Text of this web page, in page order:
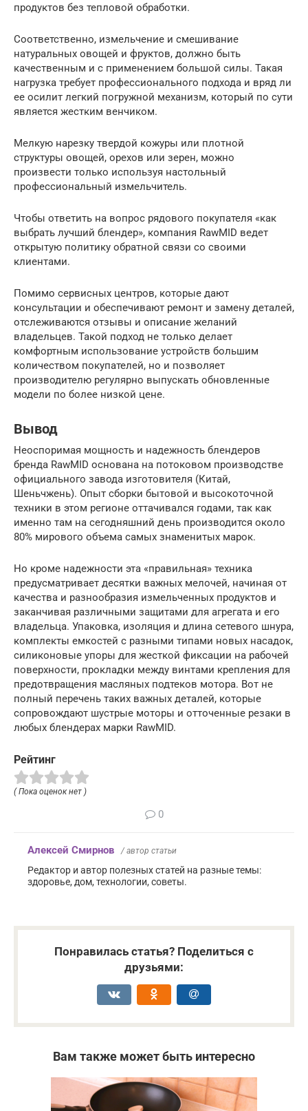
продуктов без тепловой обработки.
Соответственно, измельчение и смешивание
натуральных овощей и фруктов, должно быть
качественным и с применением большой силы. Такая
нагрузка требует профессионального подхода и вряд ли
ее осилит легкий погружной механизм, который по сути
является жестким венчиком.
Мелкую нарезку твердой кожуры или плотной
структуры овощей, орехов или зерен, можно
произвести только используя настольный
профессиональный измельчитель.
Чтобы ответить на вопрос рядового покупателя «как
выбрать лучший блендер», компания RawMID ведет
открытую политику обратной связи со своими
клиентами.
Помимо сервисных центров, которые дают
консультации и обеспечивают ремонт и замену деталей,
отслеживаются отзывы и описание желаний
владельцев. Такой подход не только делает
комфортным использование устройств большим
количеством покупателей, но и позволяет
производителю регулярно выпускать обновленные
модели по более низкой цене.
Вывод
Неоспоримая мощность и надежность блендеров
бренда RawMID основана на потоковом производстве
официального завода изготовителя (Китай,
Шеньчжень). Опыт сборки бытовой и высокоточной
техники в этом регионе оттачивался годами, так как
именно там на сегодняшний день производится около
80% мирового объема самых знаменитых марок.
Но кроме надежности эта «правильная» техника
предусматривает десятки важных мелочей, начиная от
качества и разнообразия измельченных продуктов и
заканчивая различными защитами для агрегата и его
владельца. Упаковка, изоляция и длина сетевого шнура,
комплекты емкостей с разными типами новых насадок,
силиконовые упоры для жесткой фиксации на рабочей
поверхности, прокладки между винтами крепления для
предотвращения масляных подтеков мотора. Вот не
полный перечень таких важных деталей, которые
сопровождают шустрые моторы и отточенные резаки в
любых блендерах марки RawMID.
Рейтинг
( Пока оценок нет )
0
Алексей Смирнов / автор статьи
Редактор и автор полезных статей на разные темы:
здоровье, дом, технологии, советы.
Понравилась статья? Поделиться с
друзьями:
Вам также может быть интересно